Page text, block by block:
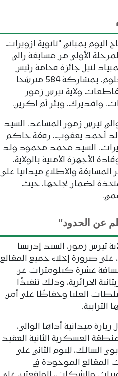
بمباني "ثانوية ازويرات
الأولى من مسابقة رالي
لنيل جائزة فخامة رئيس
الجمهورية للعلوم، بمشاركة 584 مترشحا
ولاية تيرس زمور
وافديرك، وبئر أم اكرين.
تيرس زمور المساعد، السيد
أحمد يعقوب، رفقة حاكم
السيد محمد محمود ولد
الأجهزة الأمنية بالولاية،
والاطلاع ميدانيا على
لضمان نجاحها، حيث
تيرس زمور، السيد إدريسا
على ضرورة إخلاء جميع المقالع
مسافة عشرة كيلومترات عن
الجزائرية، وذلك تنفيذًا
العليا وحفاظًا على أمن
الترابية.
ميدانية أداها الوالي،
العسكرية الثانية العقيد
السالك، لليوم الثاني على
المقالع الموجودة في